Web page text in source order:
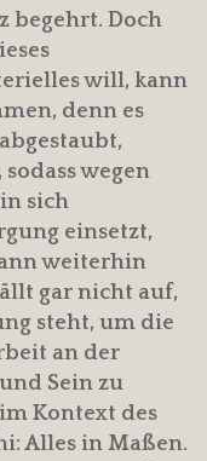
begehrt. Doch
will, kann
denn es
wegen
sich
einsetzt,
weiterhin
gar nicht auf,
steht, um die
an der
Sein zu
Kontext des
Alles in Maßen.